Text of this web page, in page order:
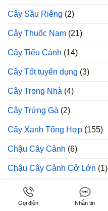
Cây Sầu Riêng (2)
Cây Thuốc Nam (21)
Cây Tiểu Cảnh (14)
Cây Tốt tuyển dụng (3)
Cây Trong Nhà (4)
Cây Trứng Gà (2)
Cây Xanh Tổng Hợp (155)
Chậu Cây Cảnh (6)
Chậu Cây Cảnh Cở Lớn (1)
Giá Bán Mận MST (1)
Giống Bưởi Da Xanh(1)
Gọi điện Nhắn tin